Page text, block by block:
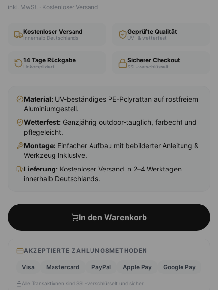
inkl. MwSt. · Kostenloser Versand
Kostenloser Versand
Innerhalb Deutschlands
Geprüfte Qualität
UV- & wetterfest
14 Tage Rückgabe
Unkompliziert
Sicherer Checkout
SSL-verschlüsselt
Material: UV-beständiges PE-Polyrattan auf rostfreiem
Aluminiumgestell.
Wetterfest: Ganzjährig outdoor-tauglich, farbecht und
pflegeleicht.
Montage: Einfacher Aufbau mit bebilderter Anleitung &
Werkzeug inklusive.
Lieferung: Kostenloser Versand in 2–4 Werktagen
innerhalb Deutschlands.
In den Warenkorb
AKZEPTIERTE ZAHLUNGSMETHODEN
Visa Mastercard PayPal Apple Pay Google Pay
Alle Transaktionen sind SSL-verschlüsselt und sicher.